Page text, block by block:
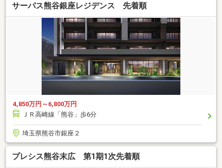
サーパス熊谷銀座レジデンス 先着順
4,850万円～6,800万円
ＪＲ高崎線「熊谷」歩6分
埼玉県熊谷市銀座２
プレシス熊谷末広 第1期1次先着順